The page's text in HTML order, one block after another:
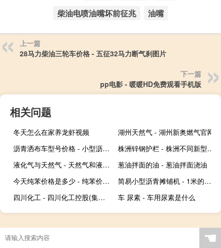
柴油电喷油嘴坏前征兆
油嘴
上一篇
28马力柴油三轮车价格 - 五征32马力断气刹图片
下一篇
pp电影 - 暖暖HD免费观看手机版
相关问题
冬天怎么在家养龙虾视频
湖州天然气 - 湖州新奥燃气官网
沥青洒布车型号价格 - 小型沥青搅拌设备
株洲锌钢护栏 - 株洲不同新型护栏
液化气与天然气 - 天然气和液化气有何区别?
葱油拌面的油 - 葱油拌面浇油
今天纯苯价格是多少 - 纯苯价格最新走势图
简易小型沥青摊铺机 - 1米的小型沥青摊铺机的价位
四川化工 - 四川化工控股(集团)有限责任公司
车 尿素 - 车用尿素是什么
☚